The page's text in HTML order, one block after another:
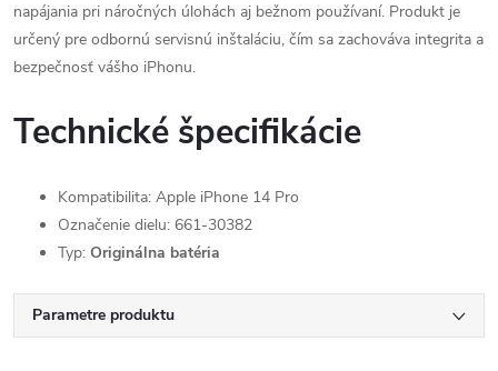
napájania pri náročných úlohách aj bežnom používaní. Produkt je
určený pre odbornú servisnú inštaláciu, čím sa zachováva integrita a
bezpečnosť vášho iPhonu.
Technické špecifikácie
Kompatibilita: Apple iPhone 14 Pro
Označenie dielu: 661-30382
Typ: Originálna batéria
Parametre produktu